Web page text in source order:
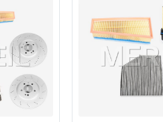
Klasse W177 Motor &